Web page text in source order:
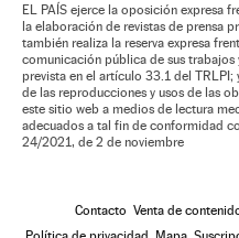
EL PAÍS ejerce la oposición expresa
la elaboración de revistas de prensa
también realiza la reserva expresa
comunicación pública de sus
prevista en el artículo 33.1 del TRLPI;
de las reproducciones y usos de las
este sitio web a medios de lectura
adecuados a tal fin de conformidad
24/2021, de 2 de noviembre
Contacto Venta de